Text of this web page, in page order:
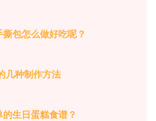
包怎么做好吃呢？
几种制作方法
生日蛋糕食谱？